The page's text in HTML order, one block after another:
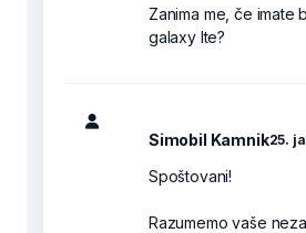
Zanima me, če imate
galaxy lte?
Simobil Kamnik25.
Spoštovani!
Razumemo vaše